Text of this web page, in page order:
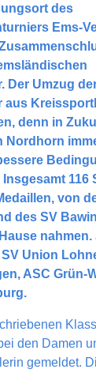
des
Ems-
Der Umzug
denn in
Nordhorn
116
von
des SV
nahmen.
Union
ASC Grün-
den Damen
gemeldet.